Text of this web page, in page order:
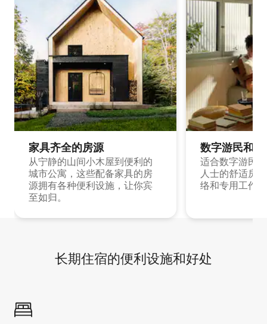
家具齐全的房源
从宁静的山间小木屋到便利的
城市公寓，这些配备家具的房
源拥有各种便利设施，让你宾
至如归。
数字游民和
适合数字游民
人士的舒适房
络和专用工作
长期住宿的便利设施和好处